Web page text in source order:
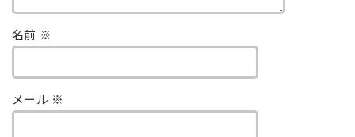
名前 ※
メール ※